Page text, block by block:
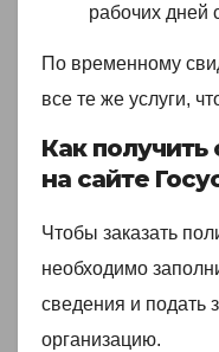
рабочих дней
По временному
все те же услуги,
Как
на сайте
Чтобы заказать
необходимо
сведения и подать
организацию.